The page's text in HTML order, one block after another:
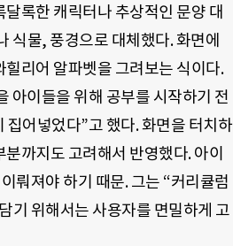
록한 캐릭터나 추상적인 문양 대
식물, 풍경으로 대체했다. 화면에
힐리어 알파벳을 그려보는 식이다.
아이들을 위해 공부를 시작하기 전
집어넣었다”고 했다.화면을 터치하
까지도 고려해서 반영했다. 아이
뤄져야 하기 때문. 그는 “커리큘럼
기 위해서는 사용자를 면밀하게 고